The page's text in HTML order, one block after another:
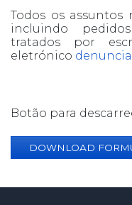
Todos os assuntos
incluindo
tratados por
eletrónico
Botão para
DOWNLOAD